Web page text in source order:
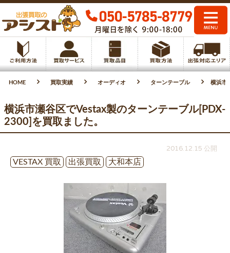
HOME 買取実績 オーディオ ターンテーブル 横浜市
横浜市瀬谷区でVestax製のターンテーブル[PDX-
2300]を買取ました。
2016.12.15 公開
VESTAX 買取
出張買取 大和本店